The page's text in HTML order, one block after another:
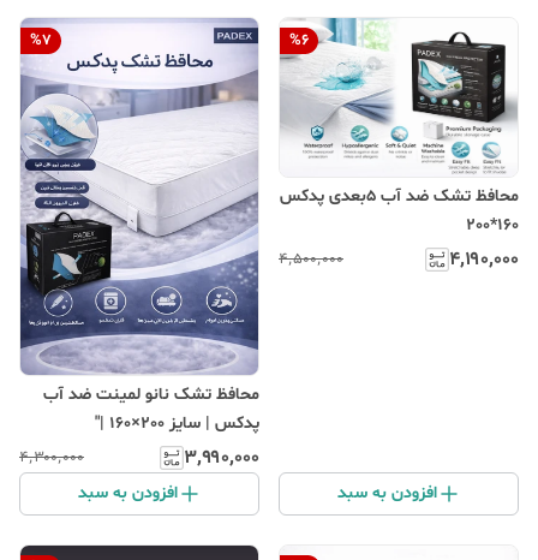
%6
محافظ تشک ضد آب 5بعدی پدکس
160*200
۴٬۱۹۰٬۰۰۰ ۴٬۵۰۰٬۰۰۰
افزودن به سبد
%7
محافظ تشک نانو لمینت ضد آب
پدکس | سایز 200×160 |"
۳٬۹۹۰٬۰۰۰ ۴٬۳۰۰٬۰۰۰
افزودن به سبد